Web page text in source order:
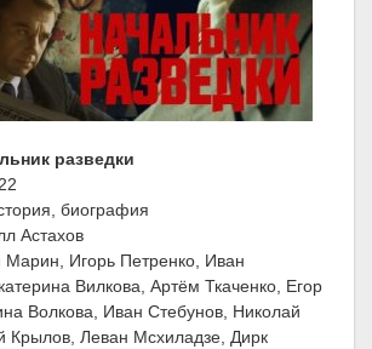
разведки
биография
Астахов
Марин, Игорь Петренко, Иван
Вилкова, Артём Ткаченко, Егор
Волкова, Иван Стебунов, Николай
Крылов, Леван Мсхиладзе, Дирк